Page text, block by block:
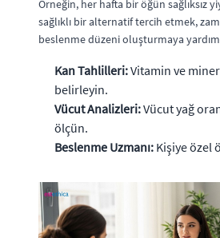
Örneğin, her hafta bir öğün sağlıksız
sağlıklı bir alternatif tercih etmek,
beslenme düzeni oluşturmaya
Kan Tahlilleri:Vitamin ve
belirleyin.
Vücut Analizleri:Vücut yağ
ölçün.
Beslenme Uzmanı: Kişiye özel